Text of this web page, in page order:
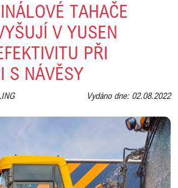
TAHAČE
V YUSEN
PŘI
S NÁVĚSY
Vydáno dne: 02.08.2022